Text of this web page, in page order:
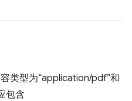
类型为“application/pdf”和
包含